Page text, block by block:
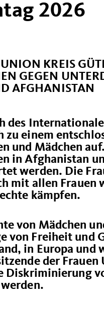
2026
KREIS
GEGEN
AFGHANISTAN
des
zu einem
und Mädchen
in Afghanistan
werden. Die
mit allen Frauen
kämpfen.
von Mädchen
von Freiheit und
in Europa und
der
Diskriminierung